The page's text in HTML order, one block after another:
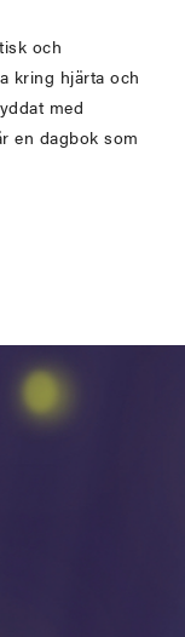
och
kring hjärta och
med
en dagbok som